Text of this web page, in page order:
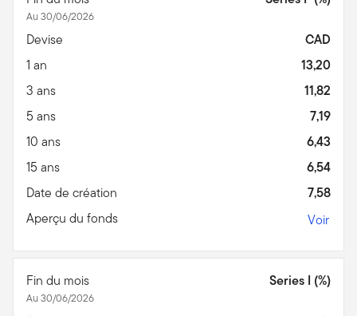
Au 30/06/2026
Devise
CAD
1 an
13,20
3 ans
11,82
5 ans
7,19
10 ans
6,43
15 ans
6,54
Date de création
7,58
Aperçu du fonds
Voir
Fin du mois
Au 30/06/2026
Series I (%)